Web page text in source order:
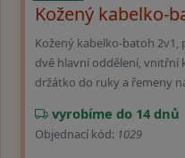
Kožený kabelko-
Kožený kabelko-batoh 2v1,
dvě hlavní oddělení, vnitřní
držátko do ruky a řemeny
vyrobíme do 14 dnů
Objednací kód: 1029